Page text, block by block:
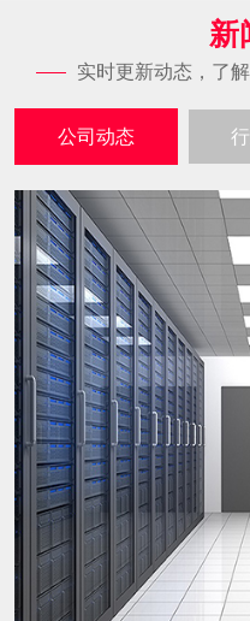
新
实时更新动态，了
公司动态